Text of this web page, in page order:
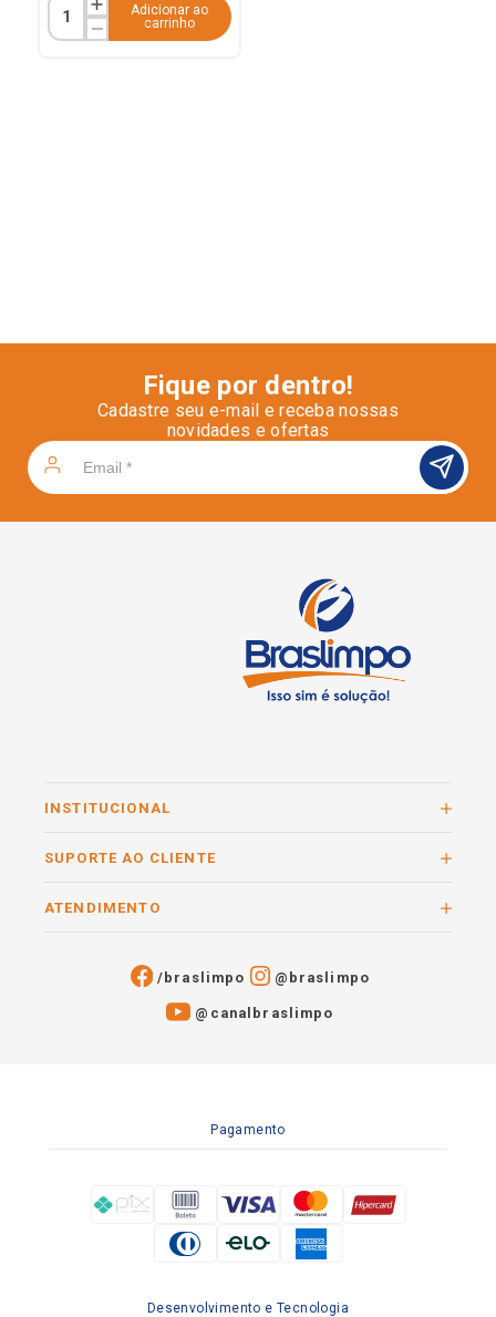
Adicionar ao
carrinho
Fique por dentro!
Cadastre seu e-mail e receba nossas
novidades e ofertas
INSTITUCIONAL
SUPORTE AO CLIENTE
ATENDIMENTO
/braslimpo @braslimpo
@canalbraslimpo​
Pagamento
Desenvolvimento e Tecnologia